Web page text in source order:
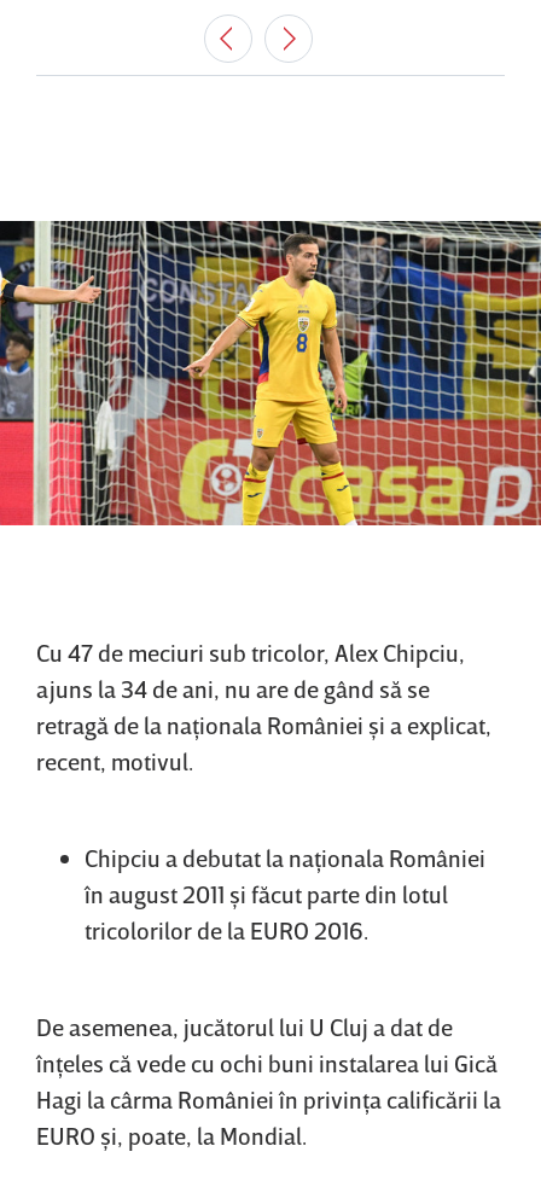
Cu 47 de meciuri sub tricolor, Alex Chipciu,
ajuns la 34 de ani, nu are de gând să se
retragă de la naţionala României şi a explicat,
recent, motivul.
Chipciu a debutat la naţionala României
în august 2011 şi făcut parte din lotul
tricolorilor de la EURO 2016.
De asemenea, jucătorul lui U Cluj a dat de
înţeles că vede cu ochi buni instalarea lui Gică
Hagi la cârma României în privinţa calificării la
EURO şi, poate, la Mondial.